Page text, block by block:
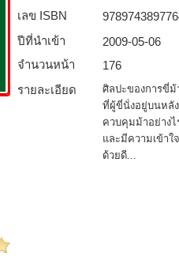
เลข ISBN
ปีที่นำเข้า
2009-05-06
จำนวนหน้า
176
รายละเอียด
ศิลปะของการขี่
ที่ผู้ขี่นั่งอยู่บนหลั
ควบคุมม้าอย่าง
และมีความเข้า
ด้วยดี...